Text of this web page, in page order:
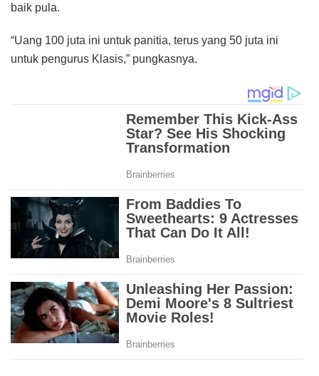
baik pula.
“Uang 100 juta ini untuk panitia, terus yang 50 juta ini
untuk pengurus Klasis,” pungkasnya.